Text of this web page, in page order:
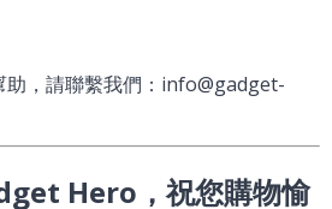
助，請聯繫我們：info@gadget-
Hero，祝您購物愉